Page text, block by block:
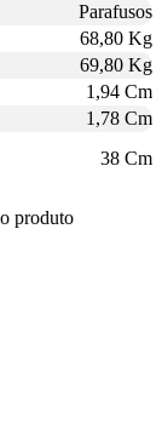
Parafusos
68,80 Kg
69,80 Kg
1,94 Cm
1,78 Cm
38 Cm
produto